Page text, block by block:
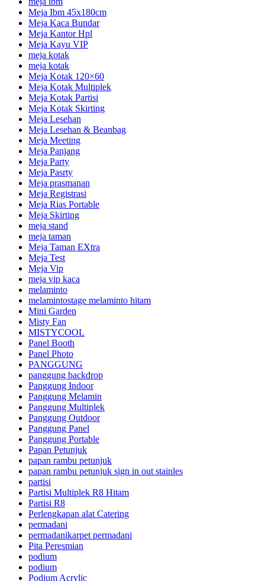
Meja Ibm 45x180cm
Meja Kaca Bundar
Meja Kantor Hpl
Meja Kayu VIP
meja kotak
meja kotak
Meja Kotak 120×60
Meja Kotak Multiplek
Meja Kotak Partisi
Meja Kotak Skirting
Meja Lesehan
Meja Lesehan & Beanbag
Meja Meeting
Meja Panjang
Meja Party
Meja Pasrty
Meja prasmanan
Meja Registrasi
Meja Rias Portable
Meja Skirting
meja stand
meja taman
Meja Taman EXtra
Meja Test
Meja Vip
meja vip kaca
melaminto
melamintostage melaminto hitam
Mini Garden
Misty Fan
MISTYCOOL
Panel Booth
Panel Photo
PANGGUNG
panggung backdrop
Panggung Indoor
Panggung Melamin
Panggung Multiplek
Panggung Outdoor
Panggung Panel
Panggung Portable
Papan Petunjuk
papan rambu petunjuk
papan rambu petunjuk sign in out stainles
partisi
Partisi Multiplek R8 Hitam
Partisi R8
Perlengkapan alat Catering
permadani
permadanikarpet permadani
Pita Peresmian
podium
podium
Podium Acrylic